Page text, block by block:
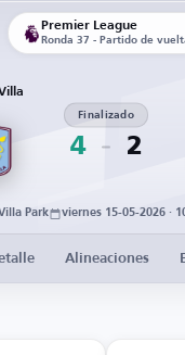
Premier League
Ronda 37 - Partido de
4
Finalizado
2
Park viernes 15-05-2026 ·
Alineaciones